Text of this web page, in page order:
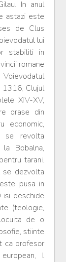
In anul
astazi este
de Clus
lui
stabiliti in
romane
1316, Clujul
XIV-XV,
orase din
economic,
se revolta
Bobalna,
tarani.
se dezvolta
pusa in
deschide
(teologie,
de o
stiinte
ca profesor
I.